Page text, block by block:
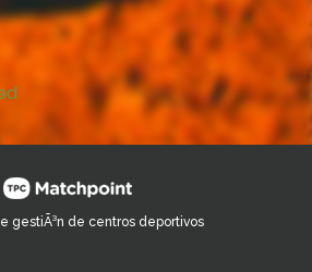
gestiÃ³n de centros deportivos